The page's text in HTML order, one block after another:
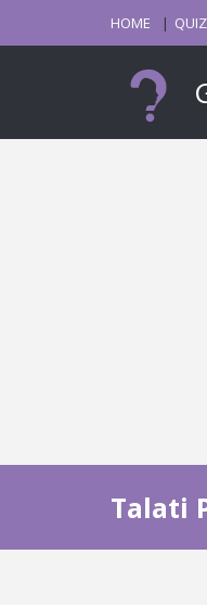
HOME QUIZ
Talati